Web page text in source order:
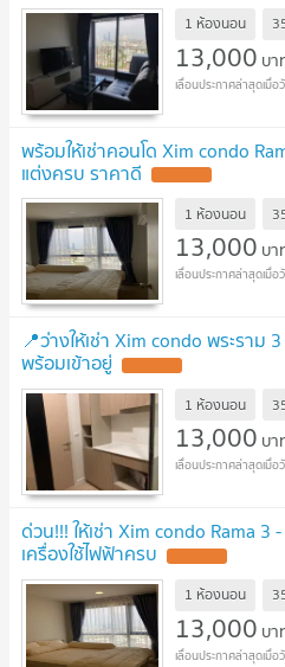
1 ห้องนอน
13,000 บา
พร้อมให้เช่าคอนโด Xim condo
แต่งครบ ราคาดี
1 ห้องนอน
13,000 บา
📍ว่างให้เช่า Xim condo พระราม
พร้อมเข้าอยู่
1 ห้องนอน
13,000 บา
ด่วน!!! ให้เช่า Xim condo Rama 3
เครื่องใช้ไฟฟ้าครบ
1 ห้องนอน
13,000 บา